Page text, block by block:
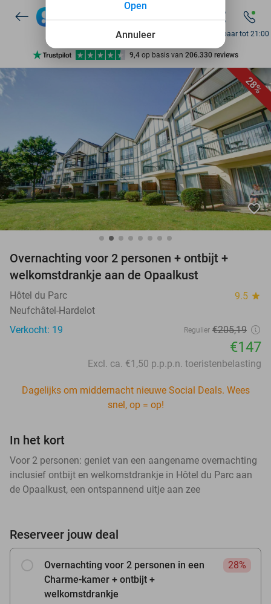
7 dagen per week beschikbaar
10+ miljoen leden
9,4 op basis van 206.330 reviews
7 dagen per week beschikbaar
10+ miljoen leden
Bereikbaar tot 21:00
28%
favorite_border
Overnachting voor 2 personen + ontbijt +
welkomstdrankje aan de Opaalkust
Hôtel du Parc 9.5 star
Neufchâtel-Hardelot
Verkocht: 19
Regulier €205,19
€147
Excl. ca. €1,50 p.p.p.n. toeristenbelasting
Dagelijks om middernacht nieuwe Social Deals. Wees
snel, op = op!
In het kort
Voor 2 personen: geniet van een aangename overnachting
inclusief ontbijt en welkomstdrankje in Hôtel du Parc aan
de Opaalkust, een ontspannend uitje aan zee
Reserveer jouw deal
Overnachting voor 2 personen in een
Charme-kamer + ontbijt +
welkomstdrankje
28%
Annuleer
Open